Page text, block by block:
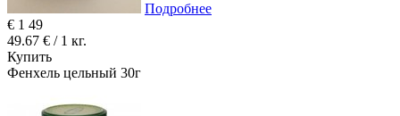
Подробнее
€ 1 49
49.67 € / 1 кг.
Купить
Фенхель цельный 30г